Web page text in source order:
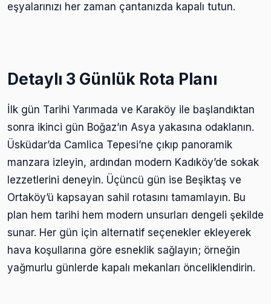
eşyalarınızı her zaman çantanızda kapalı tutun.
Detaylı 3 Günlük Rota Planı
İlk gün Tarihi Yarımada ve Karaköy ile başlandıktan
sonra ikinci gün Boğaz’ın Asya yakasına odaklanın.
Üsküdar’da Camlica Tepesi’ne çıkıp panoramik
manzara izleyin, ardından modern Kadıköy’de sokak
lezzetlerini deneyin. Üçüncü gün ise Beşiktaş ve
Ortaköy’ü kapsayan sahil rotasını tamamlayın. Bu
plan hem tarihi hem modern unsurları dengeli şekilde
sunar. Her gün için alternatif seçenekler ekleyerek
hava koşullarına göre esneklik sağlayın; örneğin
yağmurlu günlerde kapalı mekanları önceliklendirin.